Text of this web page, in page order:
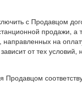
с Продавцом
продажи, а
на
от тех условий,
Продавцом